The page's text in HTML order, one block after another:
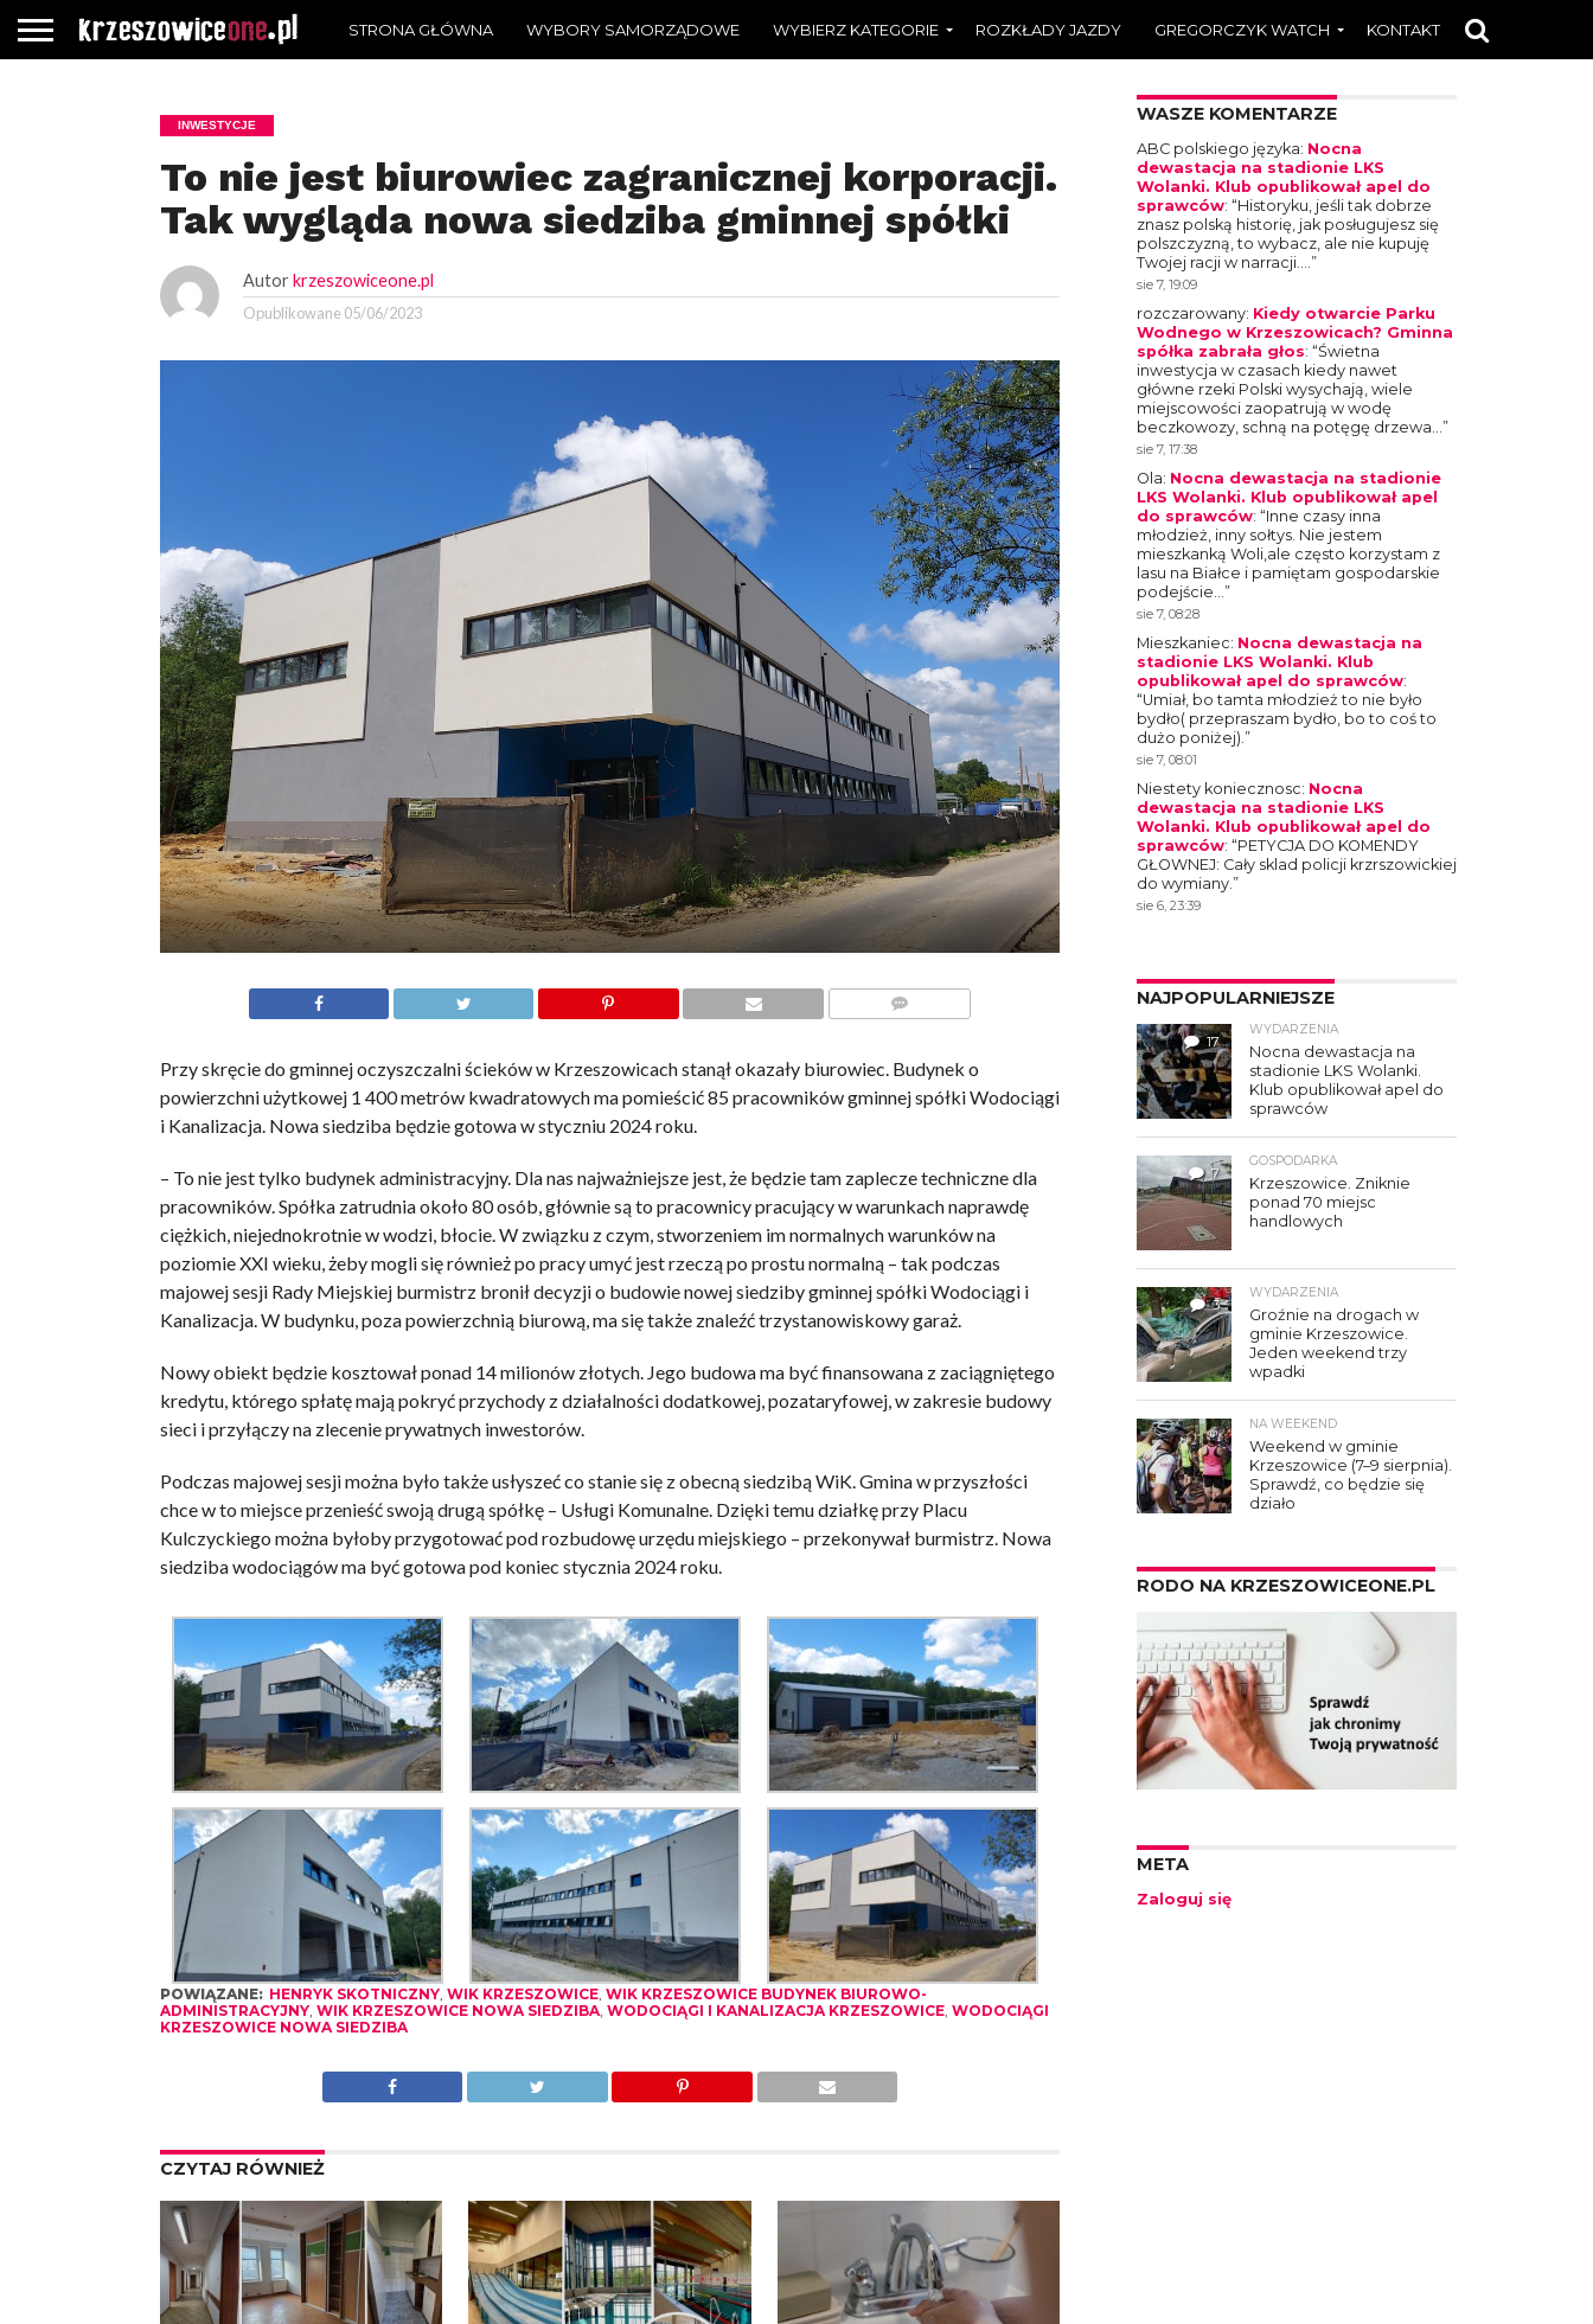
STRONA GŁÓWNA WYBORY SAMORZĄDOWE WYBIERZ KATEGORIE ROZKŁADY JAZDY GREGORCZYK WATCH KONTAKT
INWESTYCJE
To nie jest biurowiec zagranicznej korporacji.
Tak wygląda nowa siedziba gminnej spółki
Autor krzeszowiceone.pl
Opublikowane 05/06/2023
Przy skręcie do gminnej oczyszczalni ścieków w Krzeszowicach stanął okazały biurowiec. Budynek o
powierzchni użytkowej 1 400 metrów kwadratowych ma pomieścić 85 pracowników gminnej spółki Wodociągi
i Kanalizacja. Nowa siedziba będzie gotowa w styczniu 2024 roku.
– To nie jest tylko budynek administracyjny. Dla nas najważniejsze jest, że będzie tam zaplecze techniczne dla
pracowników. Spółka zatrudnia około 80 osób, głównie są to pracownicy pracujący w warunkach naprawdę
ciężkich, niejednokrotnie w wodzi, błocie. W związku z czym, stworzeniem im normalnych warunków na
poziomie XXI wieku, żeby mogli się również po pracy umyć jest rzeczą po prostu normalną – tak podczas
majowej sesji Rady Miejskiej burmistrz bronił decyzji o budowie nowej siedziby gminnej spółki Wodociągi i
Kanalizacja. W budynku, poza powierzchnią biurową, ma się także znaleźć trzystanowiskowy garaż.
Nowy obiekt będzie kosztował ponad 14 milionów złotych. Jego budowa ma być finansowana z zaciągniętego
kredytu, którego spłatę mają pokryć przychody z działalności dodatkowej, pozataryfowej, w zakresie budowy
sieci i przyłączy na zlecenie prywatnych inwestorów.
Podczas majowej sesji można było także usłyszeć co stanie się z obecną siedzibą WiK. Gmina w przyszłości
chce w to miejsce przenieść swoją drugą spółkę – Usługi Komunalne. Dzięki temu działkę przy Placu
Kulczyckiego można byłoby przygotować pod rozbudowę urzędu miejskiego – przekonywał burmistrz. Nowa
siedziba wodociągów ma być gotowa pod koniec stycznia 2024 roku.
POWIĄZANE: HENRYK SKOTNICZNY, WIK KRZESZOWICE, WIK KRZESZOWICE BUDYNEK BIUROWO-
ADMINISTRACYJNY, WIK KRZESZOWICE NOWA SIEDZIBA, WODOCIĄGI I KANALIZACJA KRZESZOWICE, WODOCIĄGI
KRZESZOWICE NOWA SIEDZIBA
CZYTAJ RÓWNIEŻ
WASZE KOMENTARZE
ABC polskiego języka: Nocna
dewastacja na stadionie LKS
Wolanki. Klub opublikował apel do
sprawców: “Historyku, jeśli tak dobrze
znasz polską historię, jak posługujesz się
polszczyzną, to wybacz, ale nie kupuję
Twojej racji w narracji.…”
sie 7, 19:09
rozczarowany: Kiedy otwarcie Parku
Wodnego w Krzeszowicach? Gminna
spółka zabrała głos: “Świetna
inwestycja w czasach kiedy nawet
główne rzeki Polski wysychają, wiele
miejscowości zaopatrują w wodę
beczkowozy, schną na potęgę drzewa…”
sie 7, 17:38
Ola: Nocna dewastacja na stadionie
LKS Wolanki. Klub opublikował apel
do sprawców: “Inne czasy inna
młodzież, inny sołtys. Nie jestem
mieszkanką Woli,ale często korzystam z
lasu na Białce i pamiętam gospodarskie
podejście…”
sie 7, 08:28
Mieszkaniec: Nocna dewastacja na
stadionie LKS Wolanki. Klub
opublikował apel do sprawców:
“Umiał, bo tamta młodzież to nie było
bydło( przepraszam bydło, bo to coś to
dużo poniżej).”
sie 7, 08:01
Niestety koniecznosc: Nocna
dewastacja na stadionie LKS
Wolanki. Klub opublikował apel do
sprawców: “PETYCJA DO KOMENDY
GŁOWNEJ: Cały sklad policji krzrszowickiej
do wymiany.”
sie 6, 23:39
NAJPOPULARNIEJSZE
17
WYDARZENIA
Nocna dewastacja na
stadionie LKS Wolanki.
Klub opublikował apel do
sprawców
7
GOSPODARKA
Krzeszowice. Zniknie
ponad 70 miejsc
handlowych
3
WYDARZENIA
Groźnie na drogach w
gminie Krzeszowice.
Jeden weekend trzy
wpadki
NA WEEKEND
Weekend w gminie
Krzeszowice (7–9 sierpnia).
Sprawdź, co będzie się
działo
RODO NA KRZESZOWICEONE.PL
META
Zaloguj się